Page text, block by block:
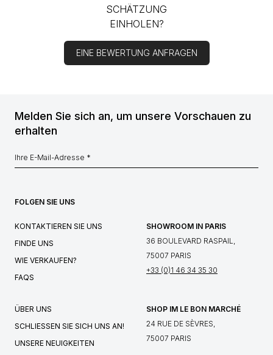
SCHÄTZUNG
EINHOLEN?
EINE BEWERTUNG ANFRAGEN
Melden Sie sich an, um unsere Vorschauen zu
erhalten
FOLGEN SIE UNS
KONTAKTIEREN SIE UNS
FINDE UNS
WIE VERKAUFEN?
FAQS
SHOWROOM IN PARIS
36 BOULEVARD RASPAIL,
75007 PARIS
+33 (0)1 46 34 35 30
ÜBER UNS
SCHLIESSEN SIE SICH UNS AN!
UNSERE NEUIGKEITEN
SHOP IM LE BON MARCHÉ
24 RUE DE SÈVRES,
75007 PARIS